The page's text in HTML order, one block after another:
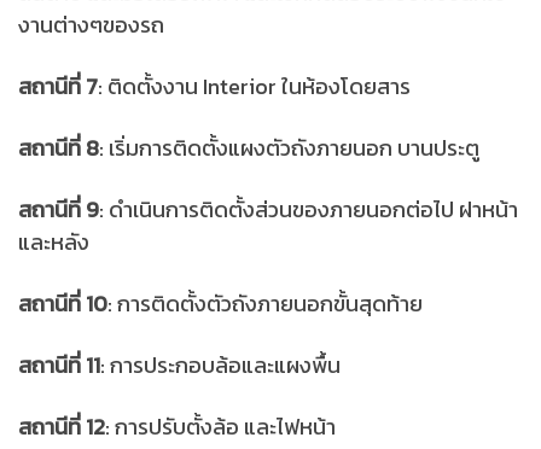
งานต่างๆของรถ
สถานีที่ 7: ติดตั้งงาน Interior ในห้องโดยสาร
สถานีที่ 8: เริ่มการติดตั้งแผงตัวถังภายนอก บานประตู
สถานีที่ 9: ดำเนินการติดตั้งส่วนของภายนอกต่อไป ฝาหน้า
และหลัง
สถานีที่ 10: การติดตั้งตัวถังภายนอกขั้นสุดท้าย
สถานีที่ 11: การประกอบล้อและแผงพื้น
สถานีที่ 12: การปรับตั้งล้อ และไฟหน้า